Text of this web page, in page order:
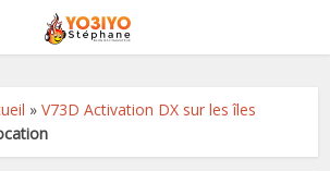
»V73D Activation DX sur les îles